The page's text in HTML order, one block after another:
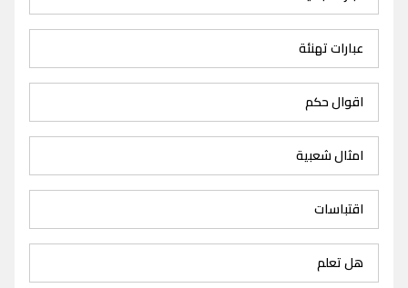
عبارات تهنئة
اقوال حكم
امثال شعبية
اقتباسات
هل تعلم